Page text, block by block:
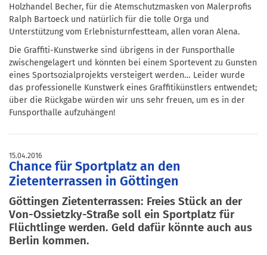
Holzhandel Becher, für die Atemschutzmasken von Malerprofis
Ralph Bartoeck und natürlich für die tolle Orga und
Unterstützung vom Erlebnisturnfestteam, allen voran Alena.
Die Graffiti-Kunstwerke sind übrigens in der Funsporthalle
zwischengelagert und könnten bei einem Sportevent zu Gunsten
eines Sportsozialprojekts versteigert werden… Leider wurde
das professionelle Kunstwerk eines Graffitikünstlers entwendet;
über die Rückgabe würden wir uns sehr freuen, um es in der
Funsporthalle aufzuhängen!
15.04.2016
Chance für Sportplatz an den
Zietenterrassen in Göttingen
Göttingen Zietenterrassen: Freies Stück an der
Von-Ossietzky-Straße soll ein Sportplatz für
Flüchtlinge werden. Geld dafür könnte auch aus
Berlin kommen.